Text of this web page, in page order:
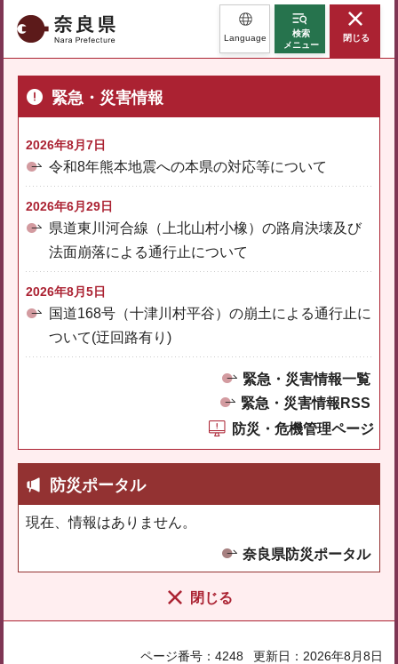
奈良県 Language
検索
メニュー
閉じる
緊急・災害情報
2026年8月7日
令和8年熊本地震への本県の対応等について
2026年6月29日
県道東川河合線（上北山村小橡）の路肩決壊及び
法面崩落による通行止について
2026年8月5日
国道168号（十津川村平谷）の崩土による通行止に
ついて(迂回路有り)
緊急・災害情報一覧
緊急・災害情報RSS
防災・危機管理ページ
防災ポータル
現在、情報はありません。
奈良県防災ポータル
閉じる
ページ番号：4248 更新日：2026年8月8日